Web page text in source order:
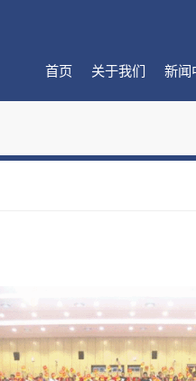
首页 关于我们 新闻